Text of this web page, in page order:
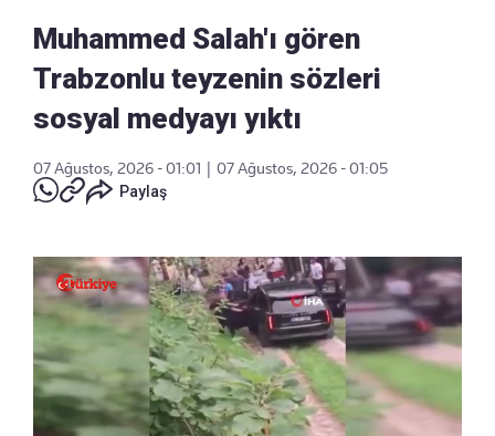
Muhammed Salah'ı gören
Trabzonlu teyzenin sözleri
sosyal medyayı yıktı
07 Ağustos, 2026 - 01:01
07 Ağustos, 2026 - 01:05
Paylaş